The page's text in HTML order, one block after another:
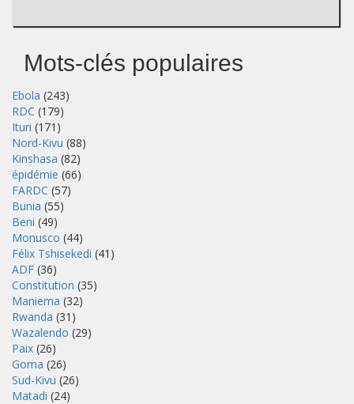
Mots-clés populaires
Ebola (243)
RDC (179)
Ituri (171)
Nord-Kivu (88)
Kinshasa (82)
épidémie (66)
FARDC (57)
Bunia (55)
Beni (49)
Monusco (44)
Félix Tshisekedi (41)
ADF (36)
Constitution (35)
Maniema (32)
Rwanda (31)
Wazalendo (29)
Paix (26)
Goma (26)
Sud-Kivu (26)
Matadi (24)